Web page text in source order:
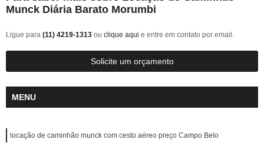
Munck Diária Barato Morumbi
Ligue para (11) 4219-1313 ou clique aqui e entre em contato por email.
Solicite um orçamento
MENU
locação de caminhão munck com cesto aéreo preço Campo Belo